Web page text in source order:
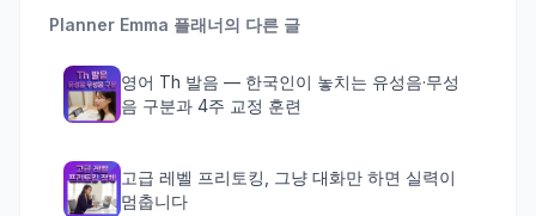
Planner Emma 플래너의 다른 글
영어 Th 발음 — 한국인이 놓치는 유성음·무성
음 구분과 4주 교정 훈련
고급 레벨 프리토킹, 그냥 대화만 하면 실력이
멈춥니다